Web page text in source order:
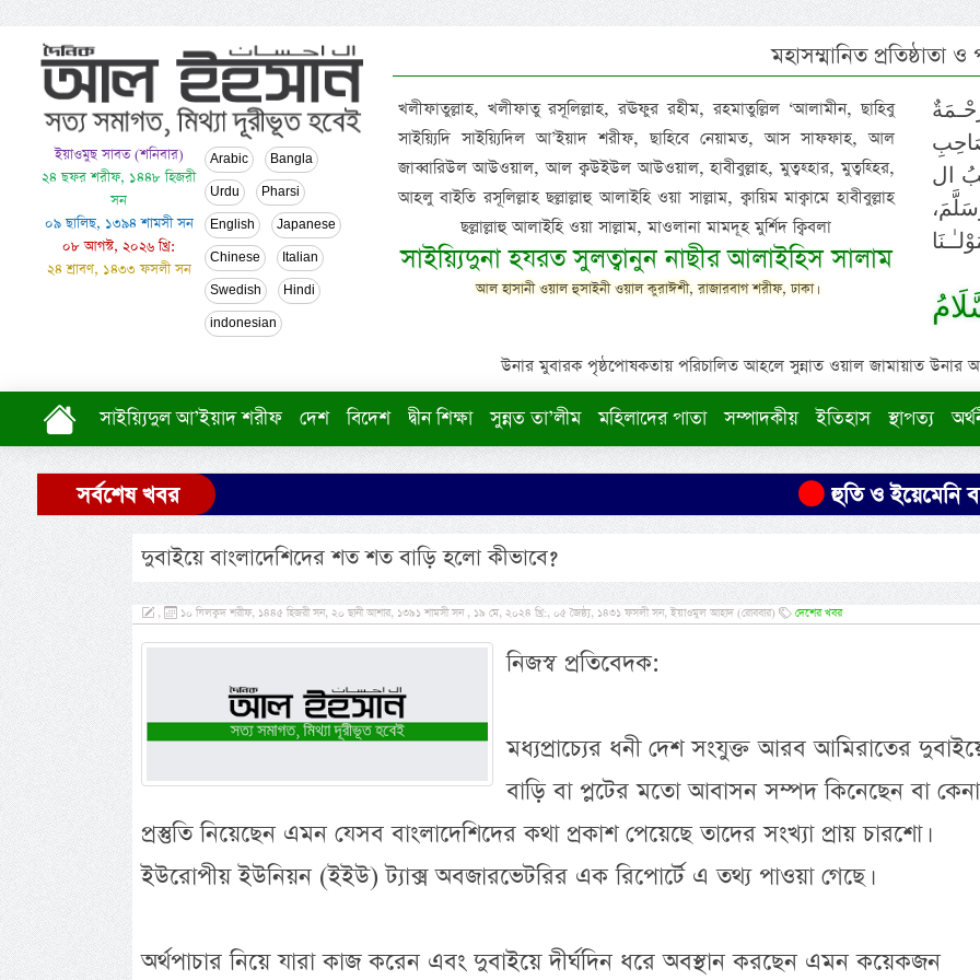
ইয়াওমুছ সাবত (শনিবার)
২৪ ছফর শরীফ, ১৪৪৮ হিজরী
সন
০৯ ছালিছ, ১৩৯৪ শামসী সন
০৮ আগস্ট, ২০২৬ খ্রি:
২৪ শ্রাবণ, ১৪৩৩ ফসলী সন
Arabic Bangla
Urdu Pharsi
English Japanese
Chinese Italian
Swedish Hindi
indonesian
মহাসম্মানিত প্রতিষ্ঠাতা
খলীফাতুল্লাহ, খলীফাতু রসূলিল্লাহ, রঊফুর রহীম, রহমাতুল্লিল ‘আলামীন, ছাহিবু
সাইয়্যিদি সাইয়্যিদিল আ’ইয়াদ শরীফ, ছাহিবে নেয়ামত, আস সাফফাহ, আল
জাব্বারিউল আউওয়াল, আল ক্বউইউল আউওয়াল, হাবীবুল্লাহ, মুত্বহ্হার, মুত্বহ্হির,
আহলু বাইতি রসূলিল্লাহ ছল্লাল্লাহু আলাইহি ওয়া সাল্লাম, ক্বায়িম মাক্বামে হাবীবুল্লাহ
ছল্লাল্লাহু আলাইহি ওয়া সাল্লাম, মাওলানা মামদূহ মুর্শিদ ক্বিবলা
সাইয়্যিদুনা হযরত সুলত্বানুন নাছীর আলাইহিস সালাম
আল হাসানী ওয়াল হুসাইনী ওয়াল কুরাঈশী, রাজারবাগ শরীফ, ঢাকা।
ال
উনার মুবারক পৃষ্ঠপোষকতায় পরিচালিত আহলে সুন্নাত ওয়াল জামায়াত উনার
সাইয়্যিদুল আ’ইয়াদ শরীফ দেশ বিদেশ দ্বীন শিক্ষা সুন্নত তা’লীম মহিলাদের পাতা সম্পাদকীয় ইতিহাস স্থাপত্য
সর্বশেষ খবর হুতি ও ইয়েমেনি বাহিনীর
দুবাইয়ে বাংলাদেশিদের শত শত বাড়ি হলো কীভাবে?
, ১০ যিলক্বদ শরীফ, ১৪৪৫ হিজরী সন, ২০ ছানী আশার, ১৩৯১ শামসী সন , ১৯ মে, ২০২৪ খ্রি:, ০৫ জৈষ্ঠ্য, ১৪৩১ ফসলী সন, ইয়াওমুল আহাদ (রোববার) দেশের খবর
নিজস্ব প্রতিবেদক:
মধ্যপ্রাচ্যের ধনী দেশ সংযুক্ত আরব আমিরাতের
বাড়ি বা প্লটের মতো আবাসন সম্পদ কিনেছেন বা
প্রস্তুতি নিয়েছেন এমন যেসব বাংলাদেশিদের কথা প্রকাশ পেয়েছে তাদের সংখ্যা প্রায় চারশো।
ইউরোপীয় ইউনিয়ন (ইইউ) ট্যাক্স অবজারভেটরির এক রিপোর্টে এ তথ্য পাওয়া গেছে।
অর্থপাচার নিয়ে যারা কাজ করেন এবং দুবাইয়ে দীর্ঘদিন ধরে অবস্থান করছেন এমন কয়েকজন